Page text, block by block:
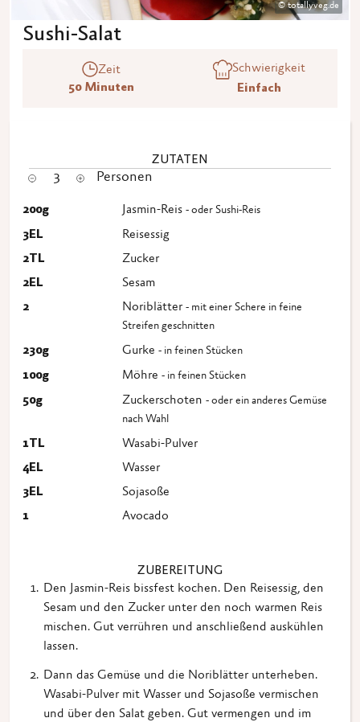
© totallyveg.de
Sushi-Salat
Zeit
50 Minuten
Schwierigkeit
Einfach
ZUTATEN
3 Personen
200g Jasmin-Reis - oder Sushi-Reis
3EL
Reisessig
2TL
Zucker
2EL
Sesam
2
Noriblätter - mit einer Schere in feine
Streifen geschnitten
230g Gurke - in feinen Stücken
100g Möhre - in feinen Stücken
50g Zuckerschoten - oder ein anderes Gemüse
nach Wahl
1TL
Wasabi-Pulver
4EL
Wasser
3EL
Sojasoße
1
Avocado
ZUBEREITUNG
Den Jasmin-Reis bissfest kochen. Den Reisessig, den
Sesam und den Zucker unter den noch warmen Reis
mischen. Gut verrühren und anschließend auskühlen
lassen.
Dann das Gemüse und die Noriblätter unterheben.
Wasabi-Pulver mit Wasser und Sojasoße vermischen
und über den Salat geben. Gut vermengen und im